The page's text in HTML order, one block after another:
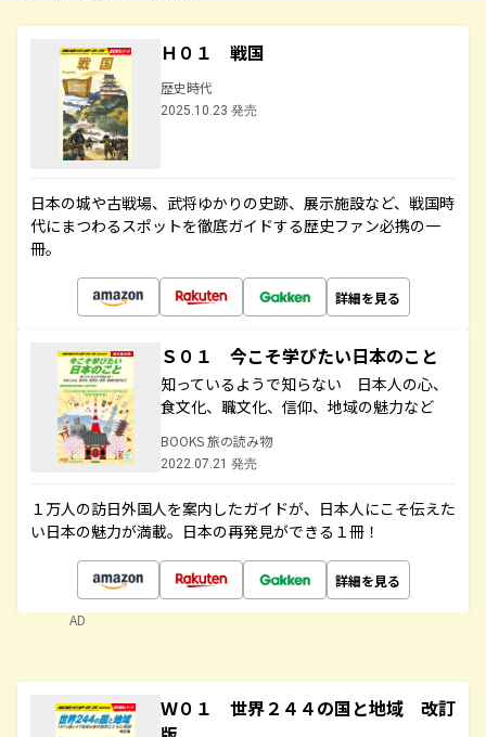
Ｈ０１ 戦国
歴史時代
2025.10.23 発売
日本の城や古戦場、武将ゆかりの史跡、展示施設など、戦国時
代にまつわるスポットを徹底ガイドする歴史ファン必携の一
冊。
詳細を見る
Ｓ０１ 今こそ学びたい日本のこと
知っているようで知らない 日本人の心、
食文化、職文化、信仰、地域の魅力など
BOOKS 旅の読み物
2022.07.21 発売
１万人の訪日外国人を案内したガイドが、日本人にこそ伝えた
い日本の魅力が満載。日本の再発見ができる１冊！
詳細を見る
AD
Ｗ０１ 世界２４４の国と地域 改訂